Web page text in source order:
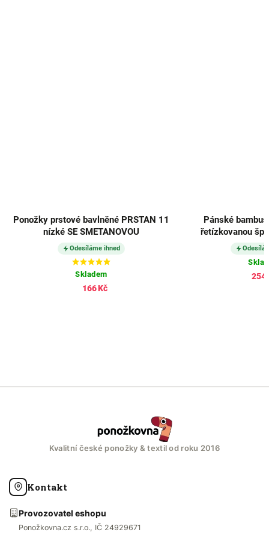
Ponožky prstové bavlněné PRSTAN 11
nízké SE SMETANOVOU
Odesíláme ihned
Skladem
166 Kč
Pánské
řetízkovanou
254
Kvalitní české ponožky & textil od roku 2016
Kontakt
Provozovatel eshopu
Ponožkovna.cz s.r.o., IČ 24929671